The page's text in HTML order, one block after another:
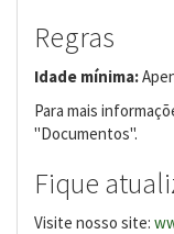
Regras
Idade mínima:
Para mais
"Documentos".
Fique
Visite nosso site: